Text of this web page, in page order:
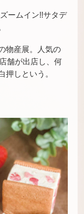
ームイン!!サタデ
物産展。人気の
舗が出店し、何
押しという。